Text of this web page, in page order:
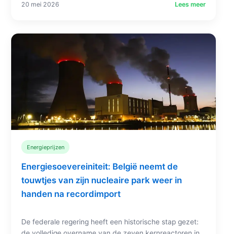
20 mei 2026 Lees meer
Energieprijzen
Energiesoevereiniteit: België neemt de
touwtjes van zijn nucleaire park weer in
handen na recordimport
De federale regering heeft een historische stap gezet: